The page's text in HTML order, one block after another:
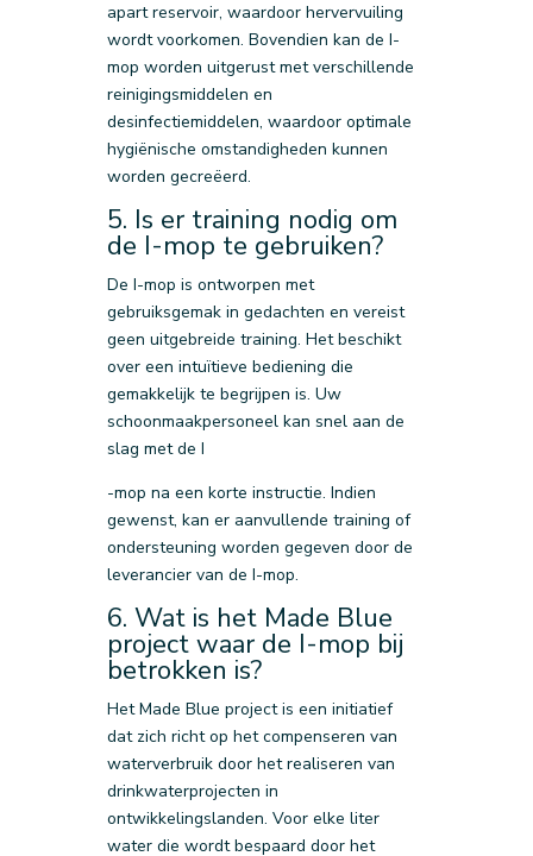
apart reservoir, waardoor hervervuiling
wordt voorkomen. Bovendien kan de I-
mop worden uitgerust met verschillende
reinigingsmiddelen en
desinfectiemiddelen, waardoor optimale
hygiënische omstandigheden kunnen
worden gecreëerd.
5. Is er training nodig om
de I-mop te gebruiken?
De I-mop is ontworpen met
gebruiksgemak in gedachten en vereist
geen uitgebreide training. Het beschikt
over een intuïtieve bediening die
gemakkelijk te begrijpen is. Uw
schoonmaakpersoneel kan snel aan de
slag met de I
-mop na een korte instructie. Indien
gewenst, kan er aanvullende training of
ondersteuning worden gegeven door de
leverancier van de I-mop.
6. Wat is het Made Blue
project waar de I-mop bij
betrokken is?
Het Made Blue project is een initiatief
dat zich richt op het compenseren van
waterverbruik door het realiseren van
drinkwaterprojecten in
ontwikkelingslanden. Voor elke liter
water die wordt bespaard door het